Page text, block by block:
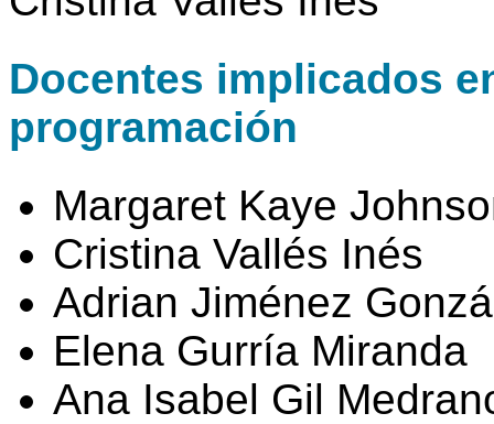
Docentes implicados
programación
Margaret Kaye
Cristina Vallés Inés
Adrian Jiménez
Elena Gurría Miranda
Ana Isabel Gil